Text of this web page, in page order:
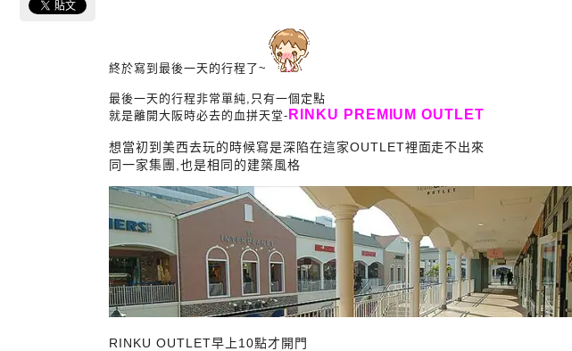
終於寫到最後一天的行程了~
最後一天的行程非常單純,只有一個定點
就是離開大阪時必去的血拼天堂- RINKU PREMIUM OUTLET
想當初到美西去玩的時候寫是深陷在這家OUTLET裡面走不出來
同一家集團,也是相同的建築風格
RINKU OUTLET早上10點才開門